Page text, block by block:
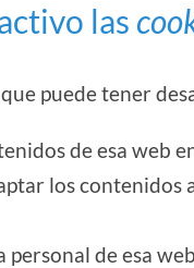
las
puede tener
de esa web
los contenidos
personal de esa